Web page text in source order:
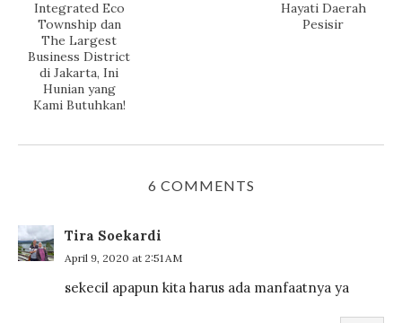
Integrated Eco
Township dan
The Largest
Business District
di Jakarta, Ini
Hunian yang
Kami Butuhkan!
Hayati Daerah
Pesisir
6 COMMENTS
Tira Soekardi
April 9, 2020 at 2:51 AM
sekecil apapun kita harus ada manfaatnya ya